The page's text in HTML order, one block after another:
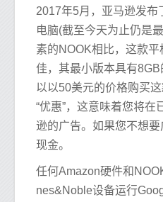
2017年5月，亚马逊发布
电脑(截至今天为止仍是
素的NOOK相比，这款
佳，其最小版本具有
以以50美元的价格购买
“优惠”，这意味着您将
逊的广告。如果您不想
现金。
任何Amazon硬件和
nes&Noble设备运行